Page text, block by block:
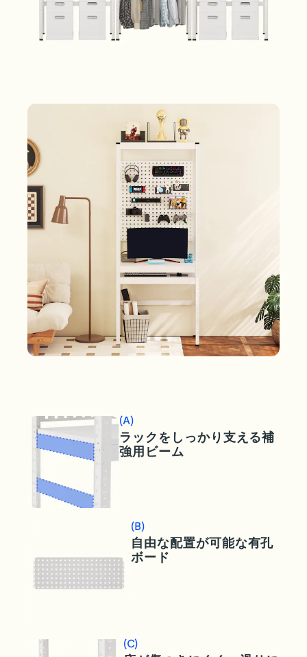
(A)
ラックをしっかり支える補
強用ビーム
(B)
自由な配置が可能な有孔
ボード
(C)